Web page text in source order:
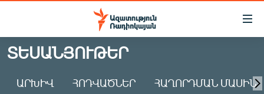
Մատչելիության
Անցնել
հիմնական
Անցնել
ԱԶԱՏՈՒԹՅՈՒՆ TV
ՀԱՅԱՍՏԱՆ
ՏԵՍԱՆՅՈՒԹԵՐ
ԱՐԽԻՎ ՀՈԴՎԱԾՆԵՐ ՀԱՂՈՐԴՄԱՆ ՄԱՍԻՆ